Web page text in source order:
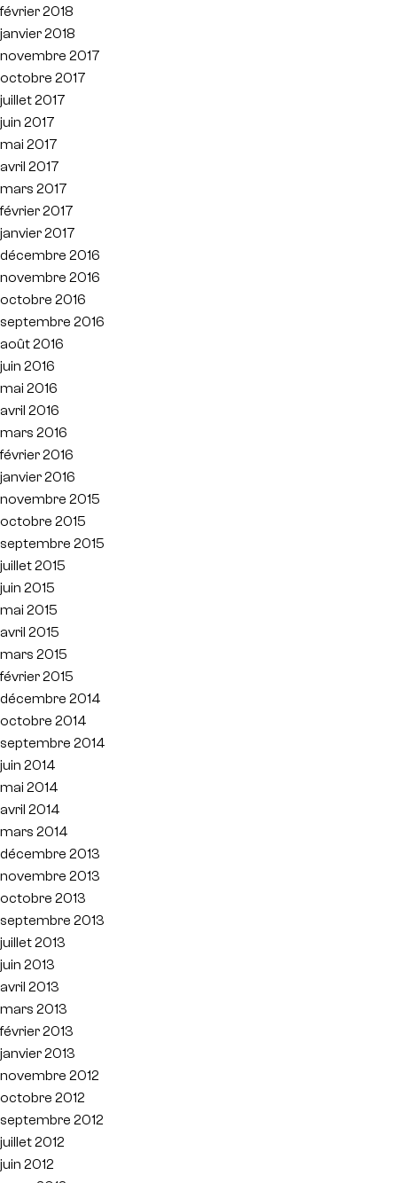
février 2018
janvier 2018
novembre 2017
octobre 2017
juillet 2017
juin 2017
mai 2017
avril 2017
mars 2017
février 2017
janvier 2017
décembre 2016
novembre 2016
octobre 2016
septembre 2016
août 2016
juin 2016
mai 2016
avril 2016
mars 2016
février 2016
janvier 2016
novembre 2015
octobre 2015
septembre 2015
juillet 2015
juin 2015
mai 2015
avril 2015
mars 2015
février 2015
décembre 2014
octobre 2014
septembre 2014
juin 2014
mai 2014
avril 2014
mars 2014
décembre 2013
novembre 2013
octobre 2013
septembre 2013
juillet 2013
juin 2013
avril 2013
mars 2013
février 2013
janvier 2013
novembre 2012
octobre 2012
septembre 2012
juillet 2012
juin 2012